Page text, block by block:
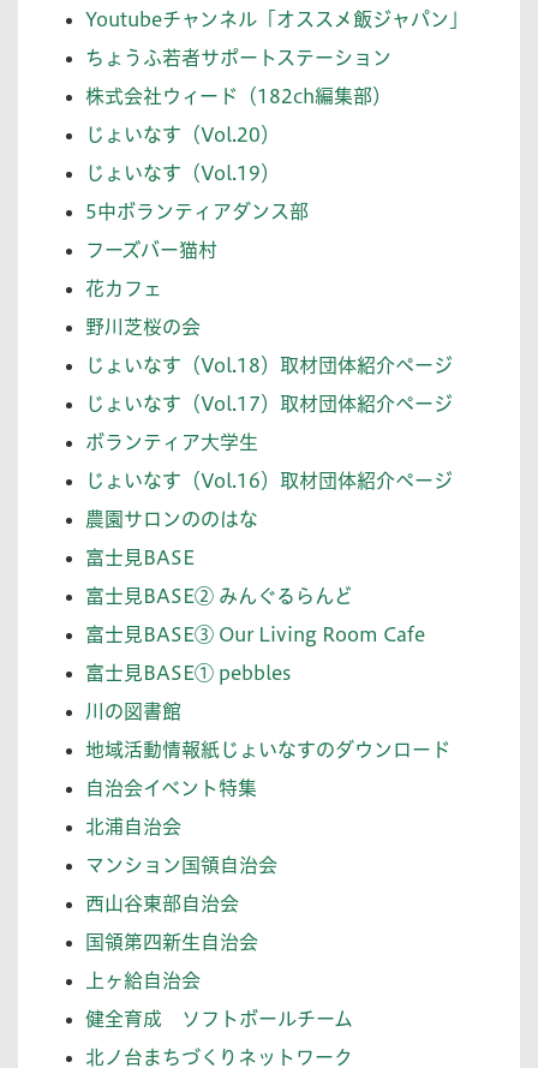
Youtubeチャンネル「オススメ飯ジャパン」
ちょうふ若者サポートステーション
株式会社ウィード（182ch編集部）
じょいなす（Vol.20）
じょいなす（Vol.19）
5中ボランティアダンス部
フーズバー猫村
花カフェ
野川芝桜の会
じょいなす（Vol.18）取材団体紹介ページ
じょいなす（Vol.17）取材団体紹介ページ
ボランティア大学生
じょいなす（Vol.16）取材団体紹介ページ
農園サロンののはな
富士見BASE
富士見BASE② みんぐるらんど
富士見BASE③ Our Living Room Cafe
富士見BASE① pebbles
川の図書館
地域活動情報紙じょいなすのダウンロード
自治会イベント特集
北浦自治会
マンション国領自治会
西山谷東部自治会
国領第四新生自治会
上ヶ給自治会
健全育成 ソフトボールチーム
北ノ台まちづくりネットワーク